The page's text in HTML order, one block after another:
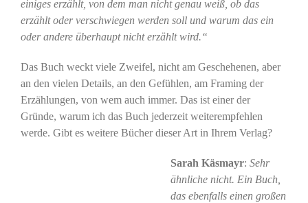
einiges erzählt, von dem man nicht genau weiß, ob das
erzählt oder verschwiegen werden soll und warum das ein
oder andere überhaupt nicht erzählt wird.“
Das Buch weckt viele Zweifel, nicht am Geschehenen, aber
an den vielen Details, an den Gefühlen, am Framing der
Erzählungen, von wem auch immer. Das ist einer der
Gründe, warum ich das Buch jederzeit weiterempfehlen
werde. Gibt es weitere Bücher dieser Art in Ihrem Verlag?
Sarah Käsmayr: Sehr
ähnliche nicht. Ein Buch,
das ebenfalls einen großen